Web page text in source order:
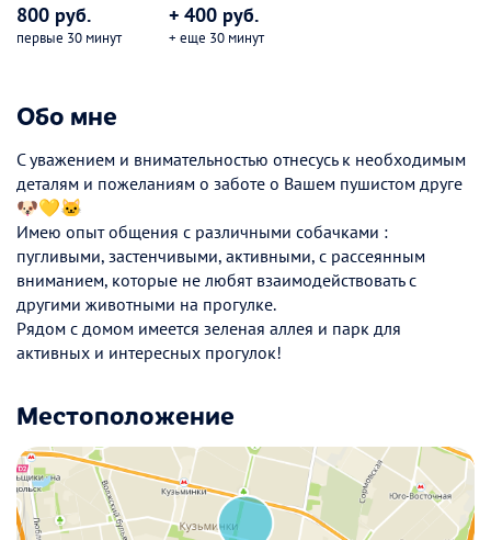
800 руб.
первые 30 минут
+ 400 руб.
+ еще 30 минут
Обо мне
С уважением и внимательностью отнесусь к необходимым
деталям и пожеланиям о заботе о Вашем пушистом друге
🐶💛🐱
Имею опыт общения с различными собачками :
пугливыми, застенчивыми, активными, с рассеянным
вниманием, которые не любят взаимодействовать с
другими животными на прогулке.
Рядом с домом имеется зеленая аллея и парк для
активных и интересных прогулок!
Местоположение